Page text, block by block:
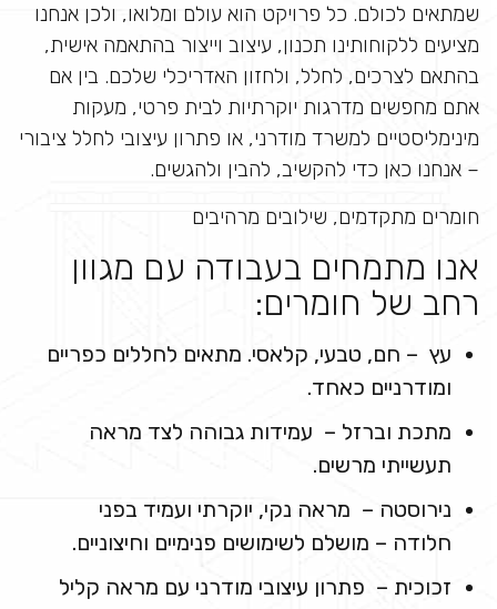
שמתאים לכולם. כל פרויקט הוא עולם ומלואו, ולכן אנחנו
מציעים ללקוחותינו תכנון, עיצוב וייצור בהתאמה אישית,
בהתאם לצרכים, לחלל, ולחזון האדריכלי שלכם. בין אם
אתם מחפשים מדרגות יוקרתיות לבית פרטי, מעקות
מינימליסטיים למשרד מודרני, או פתרון עיצובי לחלל ציבורי
– אנחנו כאן כדי להקשיב, להבין ולהגשים.
חומרים מתקדמים, שילובים מרהיבים
אנו מתמחים בעבודה עם מגוון
רחב של חומרים:
עץ – חם, טבעי, קלאסי. מתאים לחללים כפריים
ומודרניים כאחד.
מתכת וברזל – עמידות גבוהה לצד מראה
תעשייתי מרשים.
נירוסטה – מראה נקי, יוקרתי ועמיד בפני
חלודה – מושלם לשימושים פנימיים וחיצוניים.
זכוכית – פתרון עיצובי מודרני עם מראה קליל